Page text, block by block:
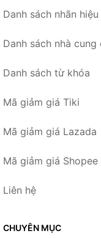
Danh sách nhãn hiệu
Danh sách nhà cung
Danh sách từ khóa
Mã giảm giá Tiki
Mã giảm giá Lazada
Mã giảm giá Shopee
Liên hệ
CHUYÊN MỤC